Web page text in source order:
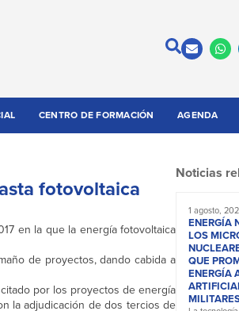
CENTRO DE FORMACIÓN AGENDA
fotovoltaica
en la que la energía fotovoltaica
de proyectos, dando cabida a
por los proyectos de energía
la adjudicación de dos tercios de
Noticias
1 agosto,
ENERGÍA
LOS
QUE
ENERGÍA